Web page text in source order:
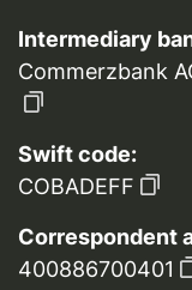
Intermediary
Commerzbank
Swift code:
COBADEFF
Correspondent
400886700401